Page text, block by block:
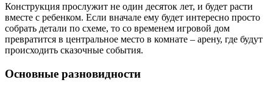
Конструкция прослужит не один десяток лет, и будет расти
вместе с ребенком. Если вначале ему будет интересно просто
собрать детали по схеме, то со временем игровой дом
превратится в центральное место в комнате – арену, где будут
происходить сказочные события.
Основные разновидности